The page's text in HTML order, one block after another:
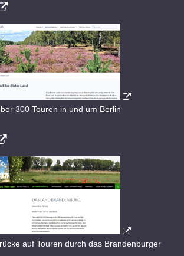
300 Touren in und um Berlin
auf Touren durch das Brandenburger